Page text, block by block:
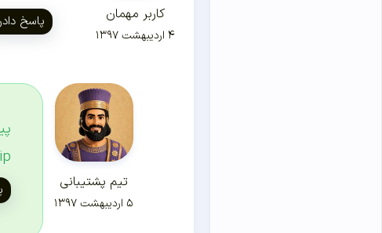
کاربر مهمان
۴ اردیبهشت ۱۳۹۷
پاسخ
تیم پشتیبانی
۵ اردیبهشت ۱۳۹۷